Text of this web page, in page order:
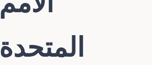
المتحدة